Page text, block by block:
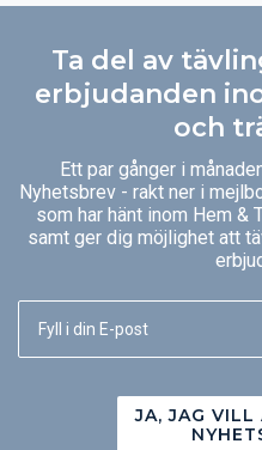
Ta del av
erbjudanden
och
Ett par gånger i
Nyhetsbrev - rakt ner i
som har hänt inom Hem &
samt ger dig möjlighet att
JA, JAG VILL